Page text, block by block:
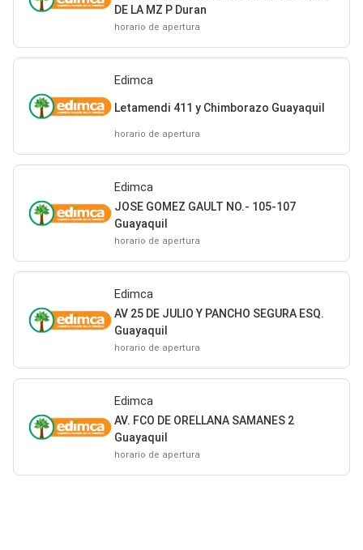
DE LA MZ P Duran
horario de apertura
Edimca
Letamendi 411 y Chimborazo Guayaquil
horario de apertura
Edimca
JOSE GOMEZ GAULT NO.- 105-107
Guayaquil
horario de apertura
Edimca
AV 25 DE JULIO Y PANCHO SEGURA ESQ.
Guayaquil
horario de apertura
Edimca
AV. FCO DE ORELLANA SAMANES 2
Guayaquil
horario de apertura